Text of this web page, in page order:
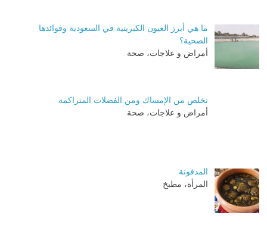
ما هي أبرز العيون الكبريتية في السعودية وفوائدها
الصحية؟
أمراض و علاجات، صحة
تخلص من الإمساك ومن الفضلات المتراكمة
أمراض و علاجات، صحة
المدفونة
المرأة، مطبخ